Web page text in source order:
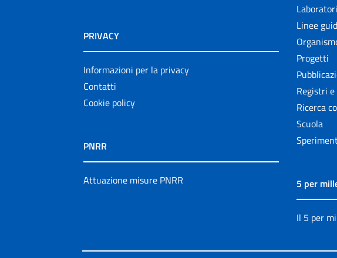
PRIVACY
Informazioni per la privacy
Contatti
Cookie policy
PNRR
Attuazione misure PNRR
Linee
Progetti
Registri
Ricerca
Scuola
5 per
Il 5 per